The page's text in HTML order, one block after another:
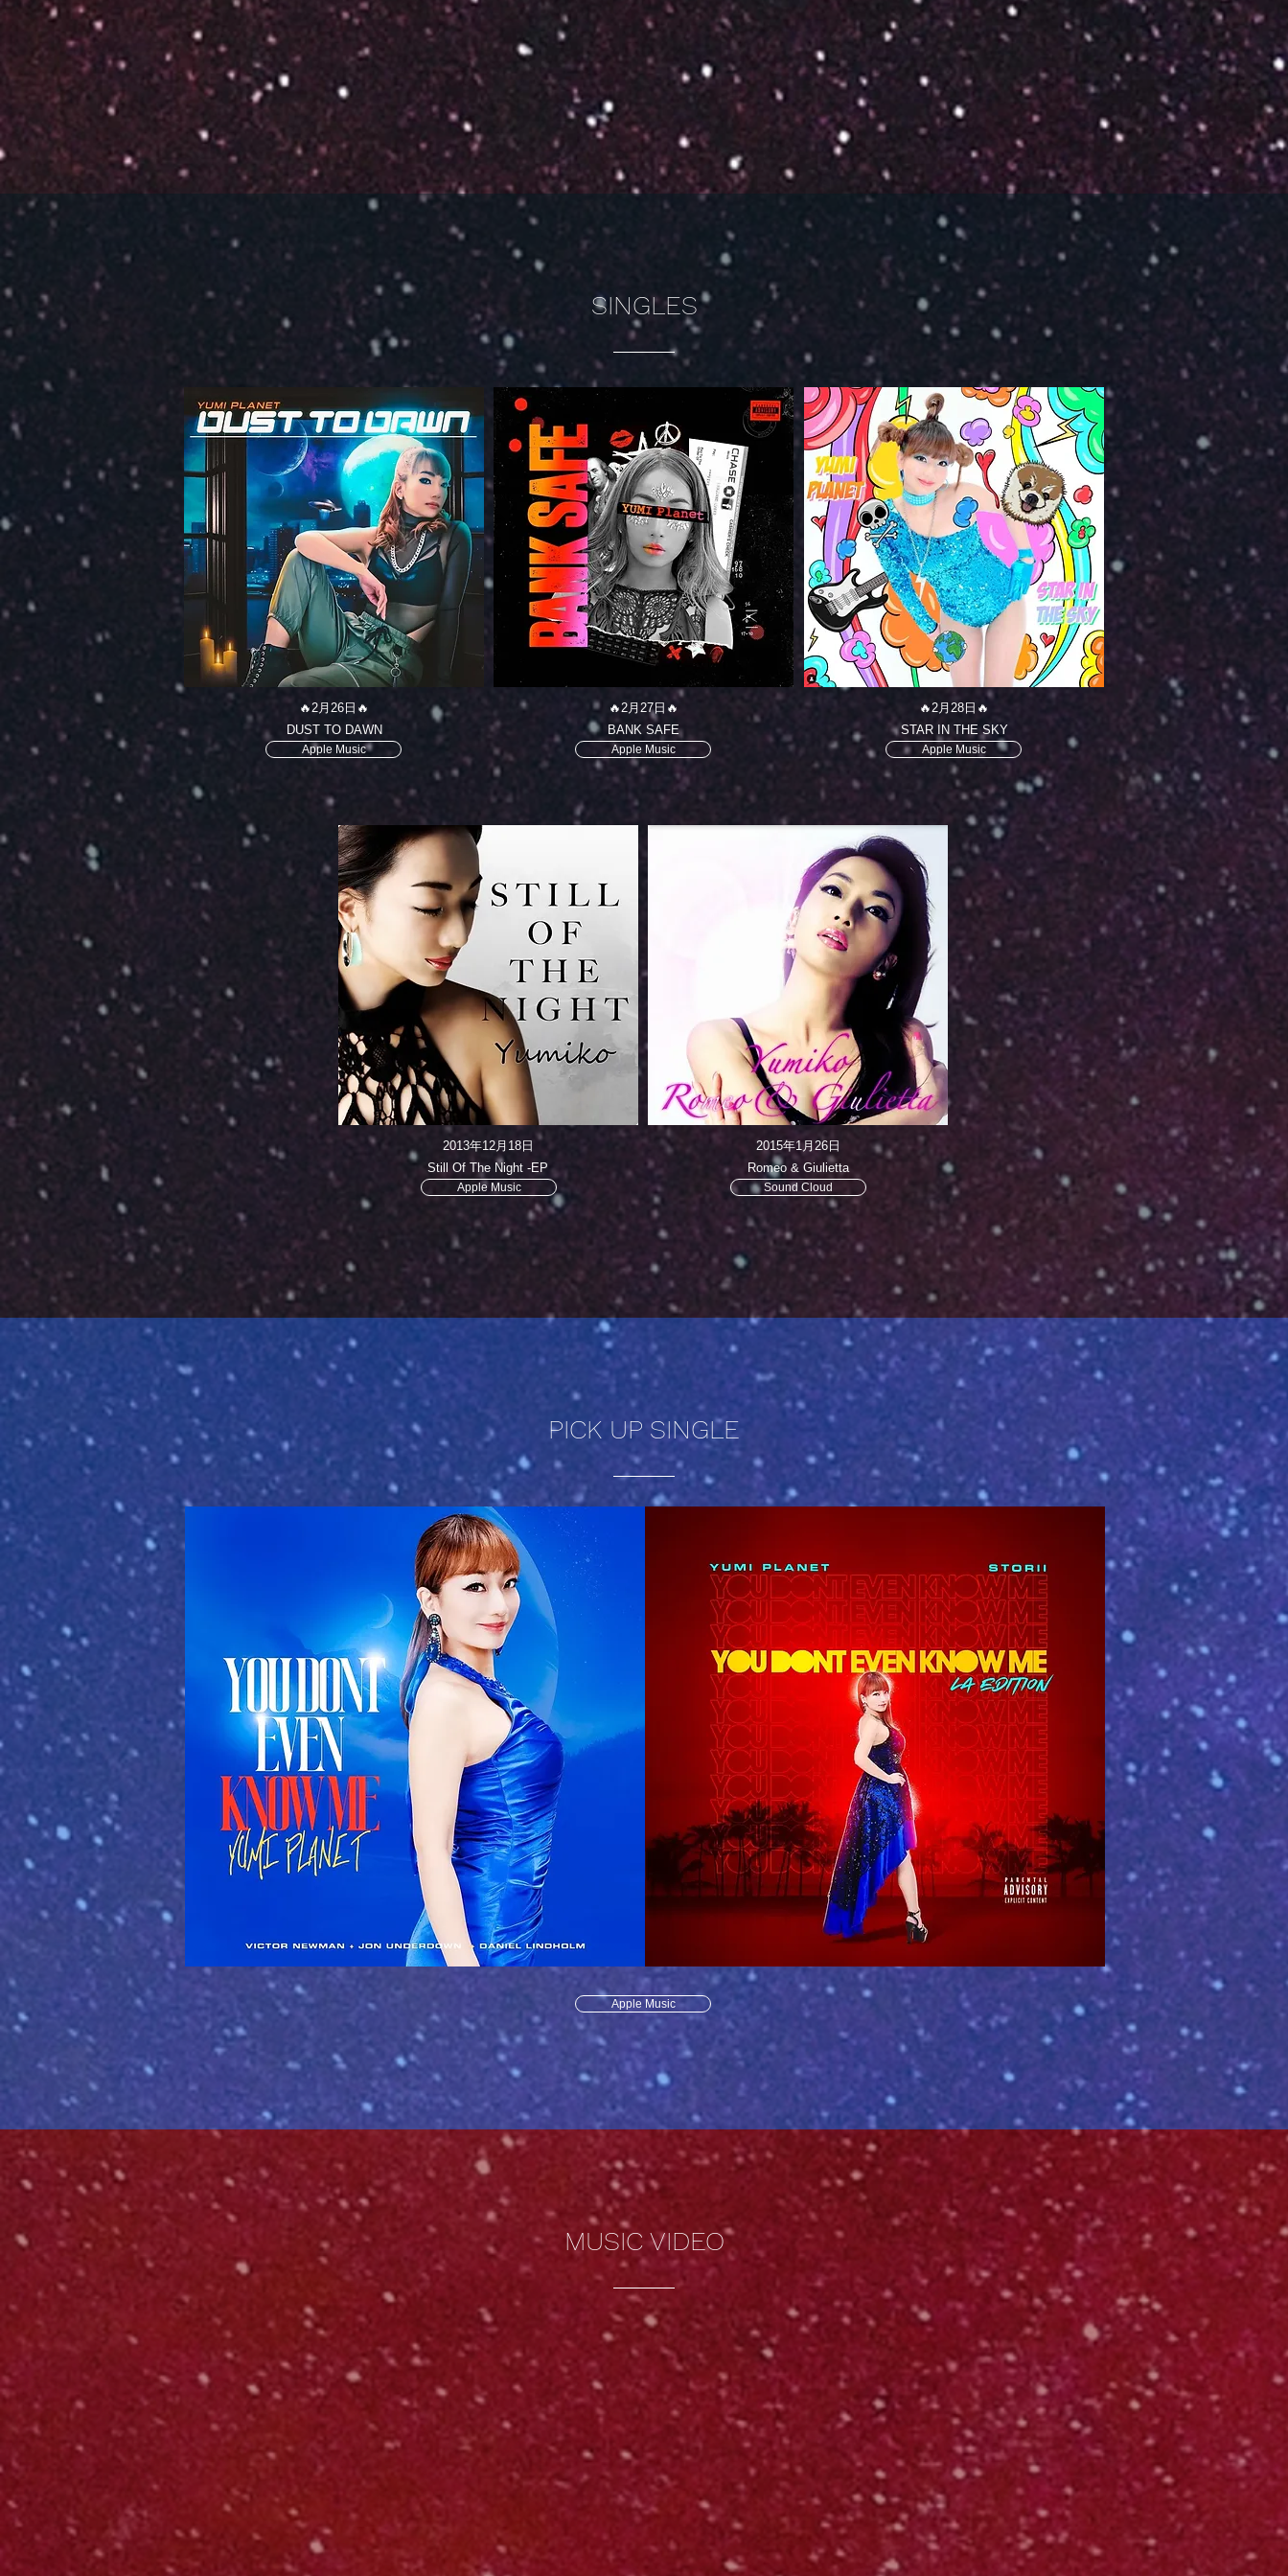
SINGLES
🔥2月26日🔥
DUST TO DAWN
Apple Music
🔥2月27日🔥
BANK SAFE
Apple Music
🔥2月28日🔥
STAR IN THE SKY
Apple Music
2013年12月18日
Still Of The Night -EP
Apple Music
2015年1月26日
Romeo & Giulietta
Sound Cloud
PICK UP SINGLE
Apple Music
MUSIC VIDEO